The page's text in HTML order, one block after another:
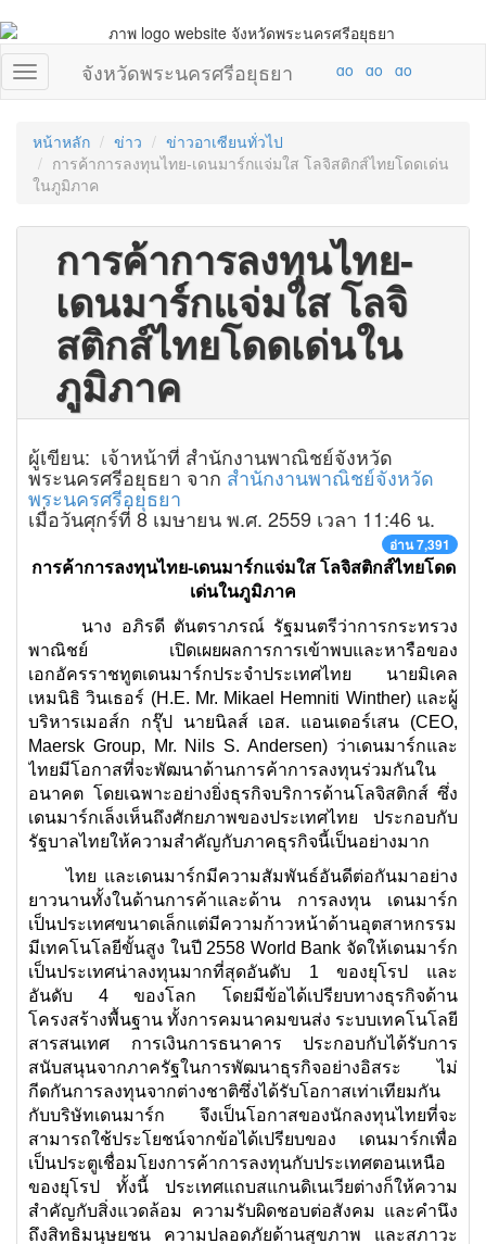
จังหวัดพระนครศรีอยุธยา
หน้าหลัก ข่าว
ข่าวอาเซียนทั่วไป
การค้าการลงทุนไทย-เดนมาร์กแจ่มใส โลจิสติกส์ไทยโดดเด่น
ในภูมิภาค
การค้าการลงทุนไทย-
เดนมาร์กแจ่มใส โลจิ
สติกส์ไทยโดดเด่นใน
ภูมิภาค
ผู้เขียน: เจ้าหน้าที่ สำนักงานพาณิชย์จังหวัด
พระนครศรีอยุธยา จาก สำนักงานพาณิชย์จังหวัด
พระนครศรีอยุธยา
เมื่อวันศุกร์ที่ 8 เมษายน พ.ศ. 2559 เวลา 11:46 น.
อ่าน 7,391
การค้าการลงทุนไทย-เดนมาร์กแจ่มใส โลจิสติกส์ไทยโดด
เด่นในภูมิภาค
นาง อภิรดี ตันตราภรณ์ รัฐมนตรีว่าการกระทรวง
พาณิชย์ เปิดเผยผลการการเข้าพบและหารือของ
เอกอัครราชทูตเดนมาร์กประจำประเทศไทย นายมิเคล
เหมนิธิ วินเธอร์ (H.E. Mr. Mikael Hemniti Winther) และผู้
บริหารเมอส์ก กรุ๊ป นายนิลส์ เอส. แอนเดอร์เสน (CEO,
Maersk Group, Mr. Nils S. Andersen) ว่าเดนมาร์กและ
ไทยมีโอกาสที่จะพัฒนาด้านการค้าการลงทุนร่วมกันใน
อนาคต โดยเฉพาะอย่างยิ่งธุรกิจบริการด้านโลจิสติกส์ ซึ่ง
เดนมาร์กเล็งเห็นถึงศักยภาพของประเทศไทย ประกอบกับ
รัฐบาลไทยให้ความสำคัญกับภาคธุรกิจนี้เป็นอย่างมาก
ไทย และเดนมาร์กมีความสัมพันธ์อันดีต่อกันมาอย่าง
ยาวนานทั้งในด้านการค้าและด้าน การลงทุน เดนมาร์ก
เป็นประเทศขนาดเล็กแต่มีความก้าวหน้าด้านอุตสาหกรรม
มีเทคโนโลยีขั้นสูง ในปี 2558 World Bank จัดให้เดนมาร์ก
เป็นประเทศน่าลงทุนมากที่สุดอันดับ 1 ของยุโรป และ
อันดับ 4 ของโลก โดยมีข้อได้เปรียบทางธุรกิจด้าน
โครงสร้างพื้นฐาน ทั้งการคมนาคมขนส่ง ระบบเทคโนโลยี
สารสนเทศ การเงินการธนาคาร ประกอบกับได้รับการ
สนับสนุนจากภาครัฐในการพัฒนาธุรกิจอย่างอิสระ ไม่
กีดกันการลงทุนจากต่างชาติซึ่งได้รับโอกาสเท่าเทียมกัน
กับบริษัทเดนมาร์ก จึงเป็นโอกาสของนักลงทุนไทยที่จะ
สามารถใช้ประโยชน์จากข้อได้เปรียบของ เดนมาร์กเพื่อ
เป็นประตูเชื่อมโยงการค้าการลงทุนกับประเทศตอนเหนือ
ของยุโรป ทั้งนี้ ประเทศแถบสแกนดิเนเวียต่างก็ให้ความ
สำคัญกับสิ่งแวดล้อม ความรับผิดชอบต่อสังคม และคำนึง
ถึงสิทธิมนุษยชน ความปลอดภัยด้านสุขภาพ และสภาวะ